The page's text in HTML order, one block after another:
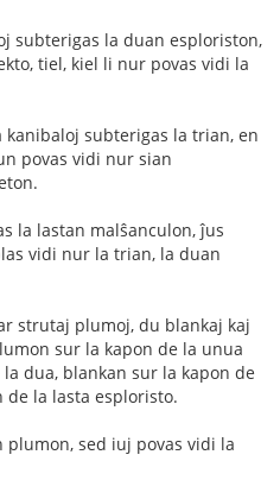
subterigas la duan esploriston,
tiel, kiel li nur povas vidi la
subterigas la trian, en
povas vidi nur sian
la lastan malŝanculon, ĵus
vidi nur la trian, la duan
strutaj plumoj, du blankaj kaj
sur la kapon de la unua
dua, blankan sur la kapon de
de la lasta esploristo.
sed iuj povas vidi la